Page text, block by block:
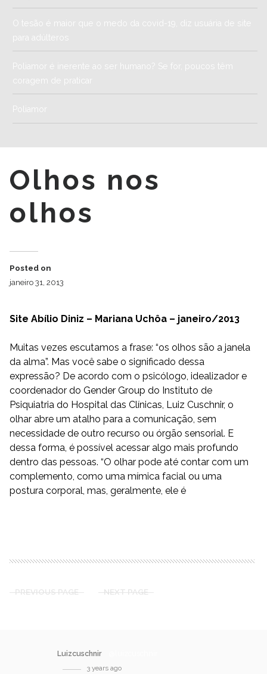
O tesão é maior que o medo da covid-19, diz usuária de site
para adúlteros
Poliamor é inerente ao ser humano? Se for, poucos têm
coragem de praticar
Poliamor
Olhos nos
olhos
Posted on
janeiro 31, 2013
Site Abílio Diniz – Mariana Uchôa – janeiro/2013
Muitas vezes escutamos a frase: “os olhos são a janela
da alma”. Mas você sabe o significado dessa
expressão? De acordo com o psicólogo, idealizador e
coordenador do Gender Group do Instituto de
Psiquiatria do Hospital das Clínicas, Luiz Cuschnir, o
olhar abre um atalho para a comunicação, sem
necessidade de outro recurso ou órgão sensorial. E
dessa forma, é possível acessar algo mais profundo
dentro das pessoas. “O olhar pode até contar com um
complemento, como uma mímica facial ou uma
postura corporal, mas, geralmente, ele é
PREVIOUS PAGE NEXT PAGE
Luizcuschnir
3 years ago